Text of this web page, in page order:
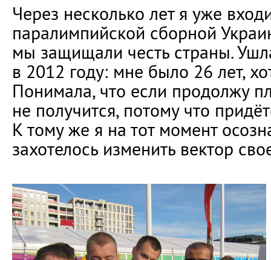
Через несколько лет я уже
паралимпийской сборной
мы защищали честь страны.
в 2012 году: мне было 26 лет,
Понимала, что если продолжу
не получится, потому что
К тому же я на тот момент
захотелось изменить вектор